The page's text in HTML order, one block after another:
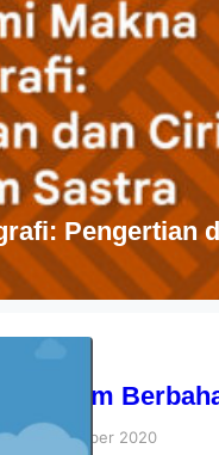
Islam Di
Zoom
15 September 2020